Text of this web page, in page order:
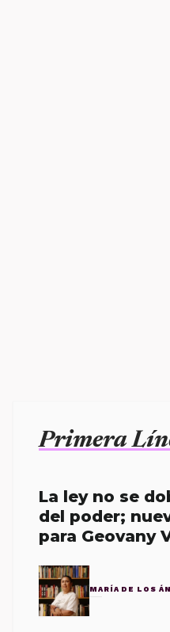
Primera
La ley no se
del poder;
para Geovany
MARÍA DE LOS